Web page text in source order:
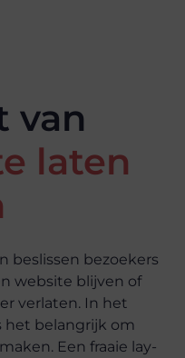
van
laten
beslissen bezoekers
website blijven of
verlaten. In het
het belangrijk om
Een fraaie lay-